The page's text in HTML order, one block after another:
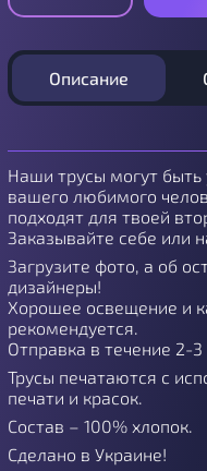
Описание
Наши трусы могут
вашего любимого
подходят для твоей
Заказывайте себе или
Загрузите фото, а об
дизайнеры!
Хорошее освещение и
рекомендуется.
Отправка в течение 2-
Трусы печатаются с
печати и красок.
Состав – 100% хлопок.
Сделано в Украине!